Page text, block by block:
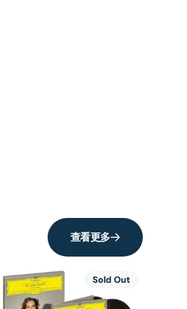
查看更多
Sold Out